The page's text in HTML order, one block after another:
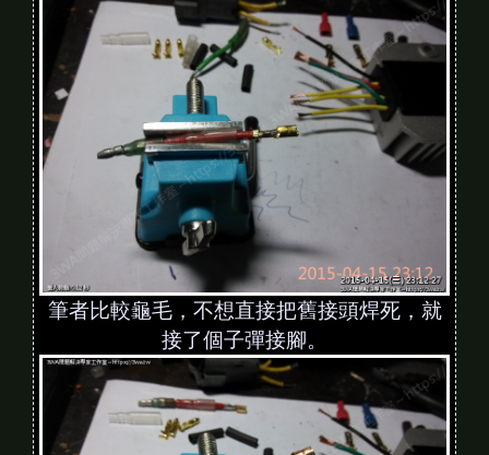
筆者比較龜毛，不想直接把舊接頭焊死，就
接了個子彈接腳。